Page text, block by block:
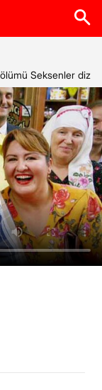
Seksenler